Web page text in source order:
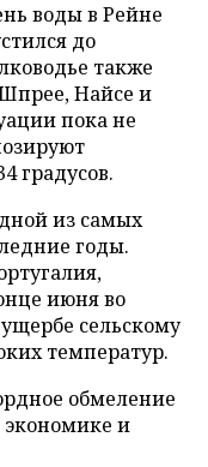
воды в Рейне
до
также
Найсе и
пока не
градусов.
из самых
годы.
июня во
сельскому
температур.
обмеление
экономике и